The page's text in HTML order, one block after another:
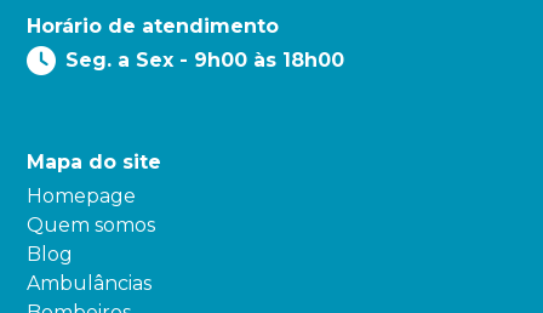
Horário de atendimento
Seg. a Sex - 9h00 às 18h00
Mapa do site
Homepage
Quem somos
Blog
Ambulâncias